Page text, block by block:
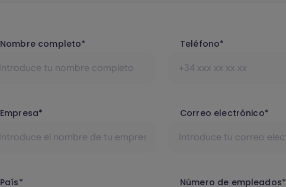
Nombre completo* Teléfono*
Empresa* Correo electrónico*
País* Número de empleados*